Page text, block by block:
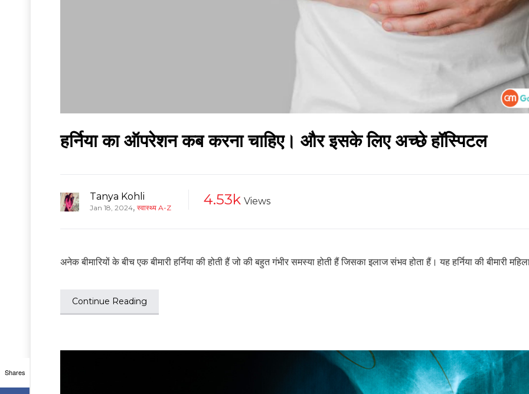
हर्निया का ऑपरेशन कब करना चाहिए। और इसके लिए अच्छे हॉस्पिटल
Tanya Kohli
Jan 18, 2024, स्वास्थ्य A-Z 4.53k Views
अनेक बीमारियों के बीच एक बीमारी हर्निया की होती हैं जो की बहुत गंभीर समस्या होती हैं जिसका इलाज संभव होता हैं। यह हर्निया की बीमारी
Continue Reading
Shares
हेल्थकेयर कम्युनिटी को